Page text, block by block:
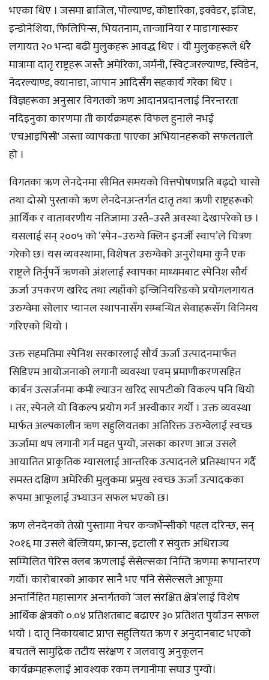
भएका थिए । जसमा ब्राजिल, पोल्याण्ड, कोष्टारिका, इक्वेडर, इजिप्ट,
इन्डोनेशिया, फिलिपिन्स, भियतनाम, तान्जानिया र माडागास्कर
लगायत २० भन्दा बढी मुलुकहरू आवद्ध थिए । यी मुलुकहरूले धेरै
मात्रामा दातृ राष्ट्रहरू जस्तैः अमेरिका, जर्मनी, स्विट्जरल्याण्ड, स्विडेन,
नेदरल्याण्ड, क्यानाडा, जापान आदिसँग सहकार्य गरेका थिए ।
विज्ञहरूका अनुसार विगतको ऋण आदानप्रदानलाई निरन्तरता
नदिइनुका कारणमा ती कार्यक्रमहरू विफल हुनाले नभई
'एचआइपिसी' जस्ता व्यापकता पाएका अभियानहरूको सफलताले
हो ।
विगतका ऋण लेनदेनमा सीमित समयको वित्तपोषणप्रति बढ्दो चासो
तथा दोस्रो पुस्ताको ऋण लेनदेनअन्तर्गत दातृ तथा ऋणी राष्ट्रहरूको
आर्थिक र वातावरणीय नतिजामा उस्तै–उस्तै अवस्था देखापरेको छ ।
यसलाई सन् २००५ को ‘स्पेन–उरुग्वे क्लिन इनर्जी स्वाप’ले चित्रण
गरेको छ। यस व्यवस्थामा, विशेषतः उरुग्वेको अनुरोधमा कुनै एक
राष्ट्रले तिर्नुपर्ने ऋणको अंशलाई स्वापका माध्यमबाट स्पेनिश सौर्य
ऊर्जा उपकरण खरिद तथा त्यहाँको इन्जिनियरिङको प्रयोगलगायत
उरुग्वेमा सोलार प्यानल स्थापनासँग सम्बन्धित सेवाहरूसँग विनिमय
गरिएको थियो ।
उक्त सहमतिमा स्पेनिश सरकारलाई सौर्य ऊर्जा उत्पादनमार्फत
सिडिएम आयोजनाको लगानी व्यवस्था एवम् प्रमाणीकरणसहित
कार्बन उत्सर्जनमा कमी ल्याउन खरिद सापटीको विकल्प पनि थियो
। तर, स्पेनले यो विकल्प प्रयोग गर्न अस्वीकार गर्यो । उक्त व्यवस्था
मार्फत अल्पकालीन ऋण सहुलियतका अतिरिक्त उरुग्वेलाई स्वच्छ
ऊर्जामा थप लगानी गर्न मद्दत पुग्यो, जसका कारण आज उसले
आयातित प्राकृतिक ग्यासलाई आन्तरिक उत्पादनले प्रतिस्थापन गर्दै
समस्त दक्षिण अमेरिकी मुलुकमा प्रमुख स्वच्छ ऊर्जा उत्पादकका
रूपमा आफूलाई उभ्याउन सफल भएको छ।
ऋण लेनदेनको तेस्रो पुस्तामा नेचर कन्जर्भेन्सीको पहल दरिन्छ, सन्
२०१६ मा उसले बेल्जियम, फ्रान्स, इटाली र संयुक्त अधिराज्य
सम्मिलित पेरिस क्लब ऋणलाई सेसेल्सका निम्ति ऋणमा रूपान्तरण
गर्यो। कारोबारको आकार सानै भए पनि सेसेल्सले आफूमा
अन्तर्निहित महासागर अन्तर्गतको ‘जल संरक्षित क्षेत्र’लाई विशेष
आर्थिक क्षेत्रको ०.०४ प्रतिशतबाट बढाएर ३० प्रतिशत पुर्याउन सफल
भयो । दातृ निकायबाट प्राप्त सहुलियत ऋण र अनुदानबाट भएको
बचतले सामुद्रिक तटीय सरंक्षण र जलवायु अनुकूलन
कार्यक्रमहरूलाई आवश्यक रकम लगानीमा सघाउ पुग्यो।